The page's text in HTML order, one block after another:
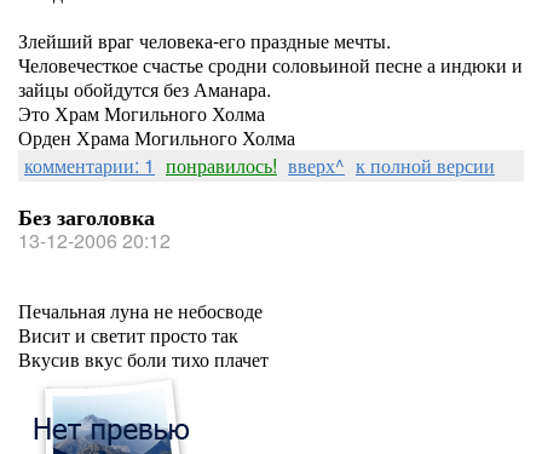
Злейший враг человека-его праздные мечты.
Человечесткое счастье сродни соловьиной песне а индюки и
зайцы обойдутся без Аманара.
Это Храм Могильного Холма
Орден Храма Могильного Холма
комментарии: 1 понравилось! вверх^ к полной версии
Без заголовка
13-12-2006 20:12
Печальная луна не небосводе
Висит и светит просто так
Вкусив вкус боли тихо плачет